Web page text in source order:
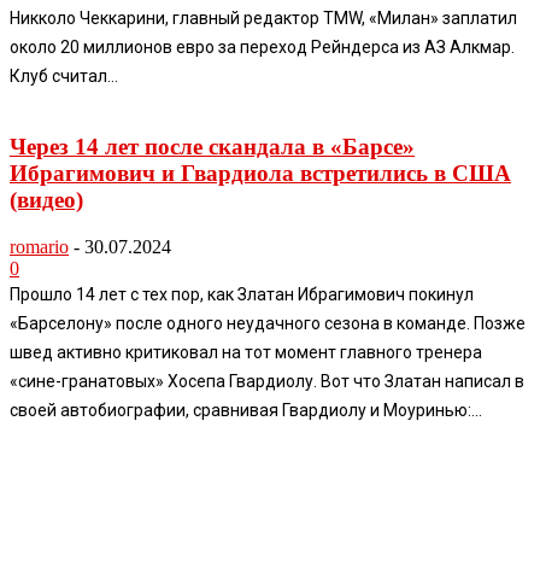
Никколо Чеккарини, главный редактор TMW, «Милан» заплатил
около 20 миллионов евро за переход Рейндерса из АЗ Алкмар.
Клуб считал...
Через 14 лет после скандала в «Барсе»
Ибрагимович и Гвардиола встретились в США
(видео)
romario - 30.07.2024
0
Прошло 14 лет с тех пор, как Златан Ибрагимович покинул
«Барселону» после одного неудачного сезона в команде. Позже
швед активно критиковал на тот момент главного тренера
«сине-гранатовых» Хосепа Гвардиолу. Вот что Златан написал в
своей автобиографии, сравнивая Гвардиолу и Моуринью:...